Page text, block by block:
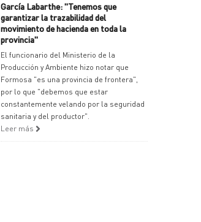
García Labarthe: "Tenemos que
garantizar la trazabilidad del
movimiento de hacienda en toda la
provincia"
El funcionario del Ministerio de la
Producción y Ambiente hizo notar que
Formosa "es una provincia de frontera",
por lo que "debemos que estar
constantemente velando por la seguridad
sanitaria y del productor".
Leer más